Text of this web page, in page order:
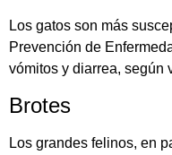
Los gatos son más
Prevención de
vómitos y diarrea, según
Brotes
Los grandes felinos, en